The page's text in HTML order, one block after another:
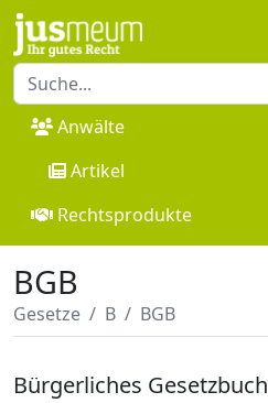
Anwälte
Artikel
Rechtsprodukte
BGB
Gesetze B BGB
Bürgerliches Gesetzbuch